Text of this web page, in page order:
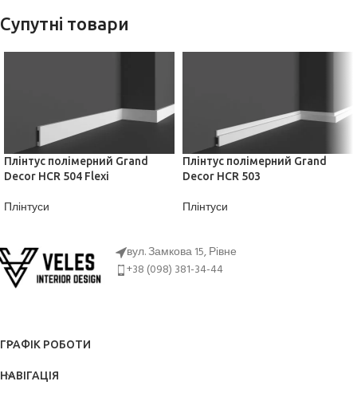
Супутні товари
Плінтус полімерний Grand
Decor HCR 504 Flexi
Плінтуси
Плінтус полімерний Grand
Decor HCR 503
Плінтуси
вул. Замкова 15, Рівне
+38 (098) 381-34-44
ГРАФІК РОБОТИ
НАВІГАЦІЯ